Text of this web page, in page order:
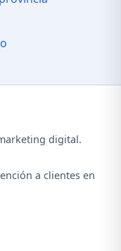
digital.
a clientes en